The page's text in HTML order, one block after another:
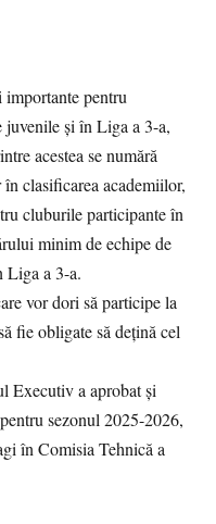
pentru
și în Liga a 3-a,
acestea se numără
clasificarea academiilor,
cluburile participante în
minim de echipe de
Liga a 3-a.
vor dori să participe la
fie obligate să dețină cel
Executiv a aprobat și
sezonul 2025-2026,
în Comisia Tehnică a